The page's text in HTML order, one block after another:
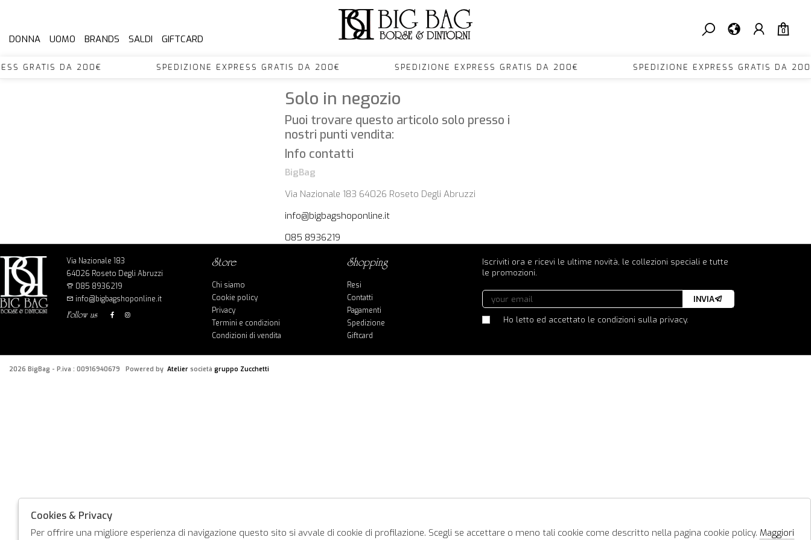
0
DONNA UOMO BRANDS SALDI GIFTCARD
GRATIS DA 200€ SPEDIZIONE EXPRESS GRATIS DA 200€ SPEDIZIONE EXPRESS GRATIS DA 200€ SPEDIZIONE EXPRESS
Solo in negozio
Puoi trovare questo articolo solo presso i
nostri punti vendita:
Info contatti
BigBag
Via Nazionale 183 64026 Roseto Degli Abruzzi
info@bigbagshoponline.it
085 8936219
Via Nazionale 183
64026 Roseto Degli Abruzzi
085 8936219
info@bigbagshoponline.it
follow us
store
Chi siamo
Cookie policy
Privacy
Termini e condizioni
Condizioni di vendita
shopping
Resi
Contatti
Pagamenti
Spedizione
Giftcard
Iscriviti ora e ricevi le ultime novità, le collezioni speciali e tutte
le promozioni.
Ho letto ed accettato le condizioni sulla privacy.
INVIA
2026 BigBag - P.iva : 00916940679 Powered by Atelier società gruppo Zucchetti
Cookies & Privacy
Per offrire una migliore esperienza di navigazione questo sito si avvale di cookie di profilazione. Scegli se accettare o meno tali cookie come descritto nella pagina cookie policy. Maggiori